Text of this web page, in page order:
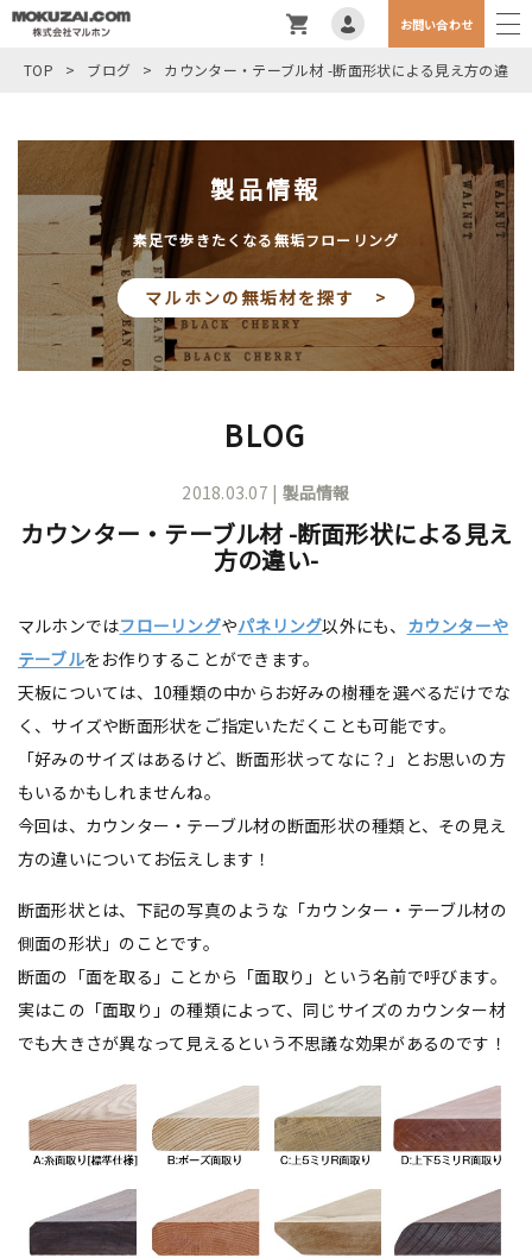
お問い合わせ
TOP > ブログ > カウンター・テーブル材 -断面形状による見え方の違い-
製品情報
素足で歩きたくなる無垢フローリング
マルホンの無垢材を探す >
BLOG
2018.03.07 | 製品情報
カウンター・テーブル材 -断面形状による見え
方の違い-
マルホンではフローリングやパネリング以外にも、 カウンターや
テーブルをお作りすることができます。
天板については、10種類の中からお好みの樹種を選べるだけでな
く、サイズや断面形状をご指定いただくことも可能です。
「好みのサイズはあるけど、断面形状ってなに？」とお思いの方
もいるかもしれませんね。
今回は、カウンター・テーブル材の断面形状の種類と、その見え
方の違いについてお伝えします！
断面形状とは、下記の写真のような「カウンター・テーブル材の
側面の形状」のことです。
断面の「面を取る」ことから「面取り」という名前で呼びます。
実はこの「面取り」の種類によって、同じサイズのカウンター材
でも大きさが異なって見えるという不思議な効果があるのです！